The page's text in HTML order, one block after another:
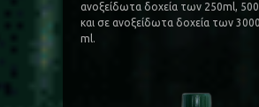
ανοξείδωτα δοχεία των 250ml,
και σε ανοξείδωτα δοχεία των
ml.